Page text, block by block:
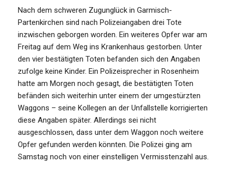
Nach dem schweren Zugunglück in Garmisch-
Partenkirchen sind nach Polizeiangaben drei Tote
inzwischen geborgen worden. Ein weiteres Opfer war am
Freitag auf dem Weg ins Krankenhaus gestorben. Unter
den vier bestätigten Toten befanden sich den Angaben
zufolge keine Kinder. Ein Polizeisprecher in Rosenheim
hatte am Morgen noch gesagt, die bestätigten Toten
befänden sich weiterhin unter einem der umgestürzten
Waggons – seine Kollegen an der Unfallstelle korrigierten
diese Angaben später. Allerdings sei nicht
ausgeschlossen, dass unter dem Waggon noch weitere
Opfer gefunden werden könnten. Die Polizei ging am
Samstag noch von einer einstelligen Vermisstenzahl aus.